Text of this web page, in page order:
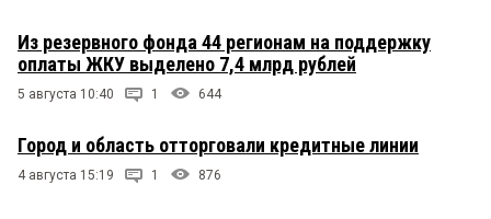
Из резервного фонда 44 регионам на поддержку
оплаты ЖКУ выделено 7,4 млрд рублей
5 августа 10:40 1 644
Город и область отторговали кредитные линии
4 августа 15:19 1 876